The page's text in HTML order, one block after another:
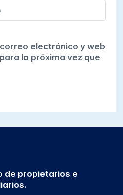
electrónico y web
la próxima vez que
de propietarios e